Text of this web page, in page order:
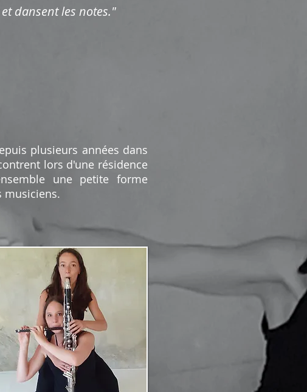
dansent les notes."
plusieurs années dans
lors d'une résidence
une petite forme
musiciens.